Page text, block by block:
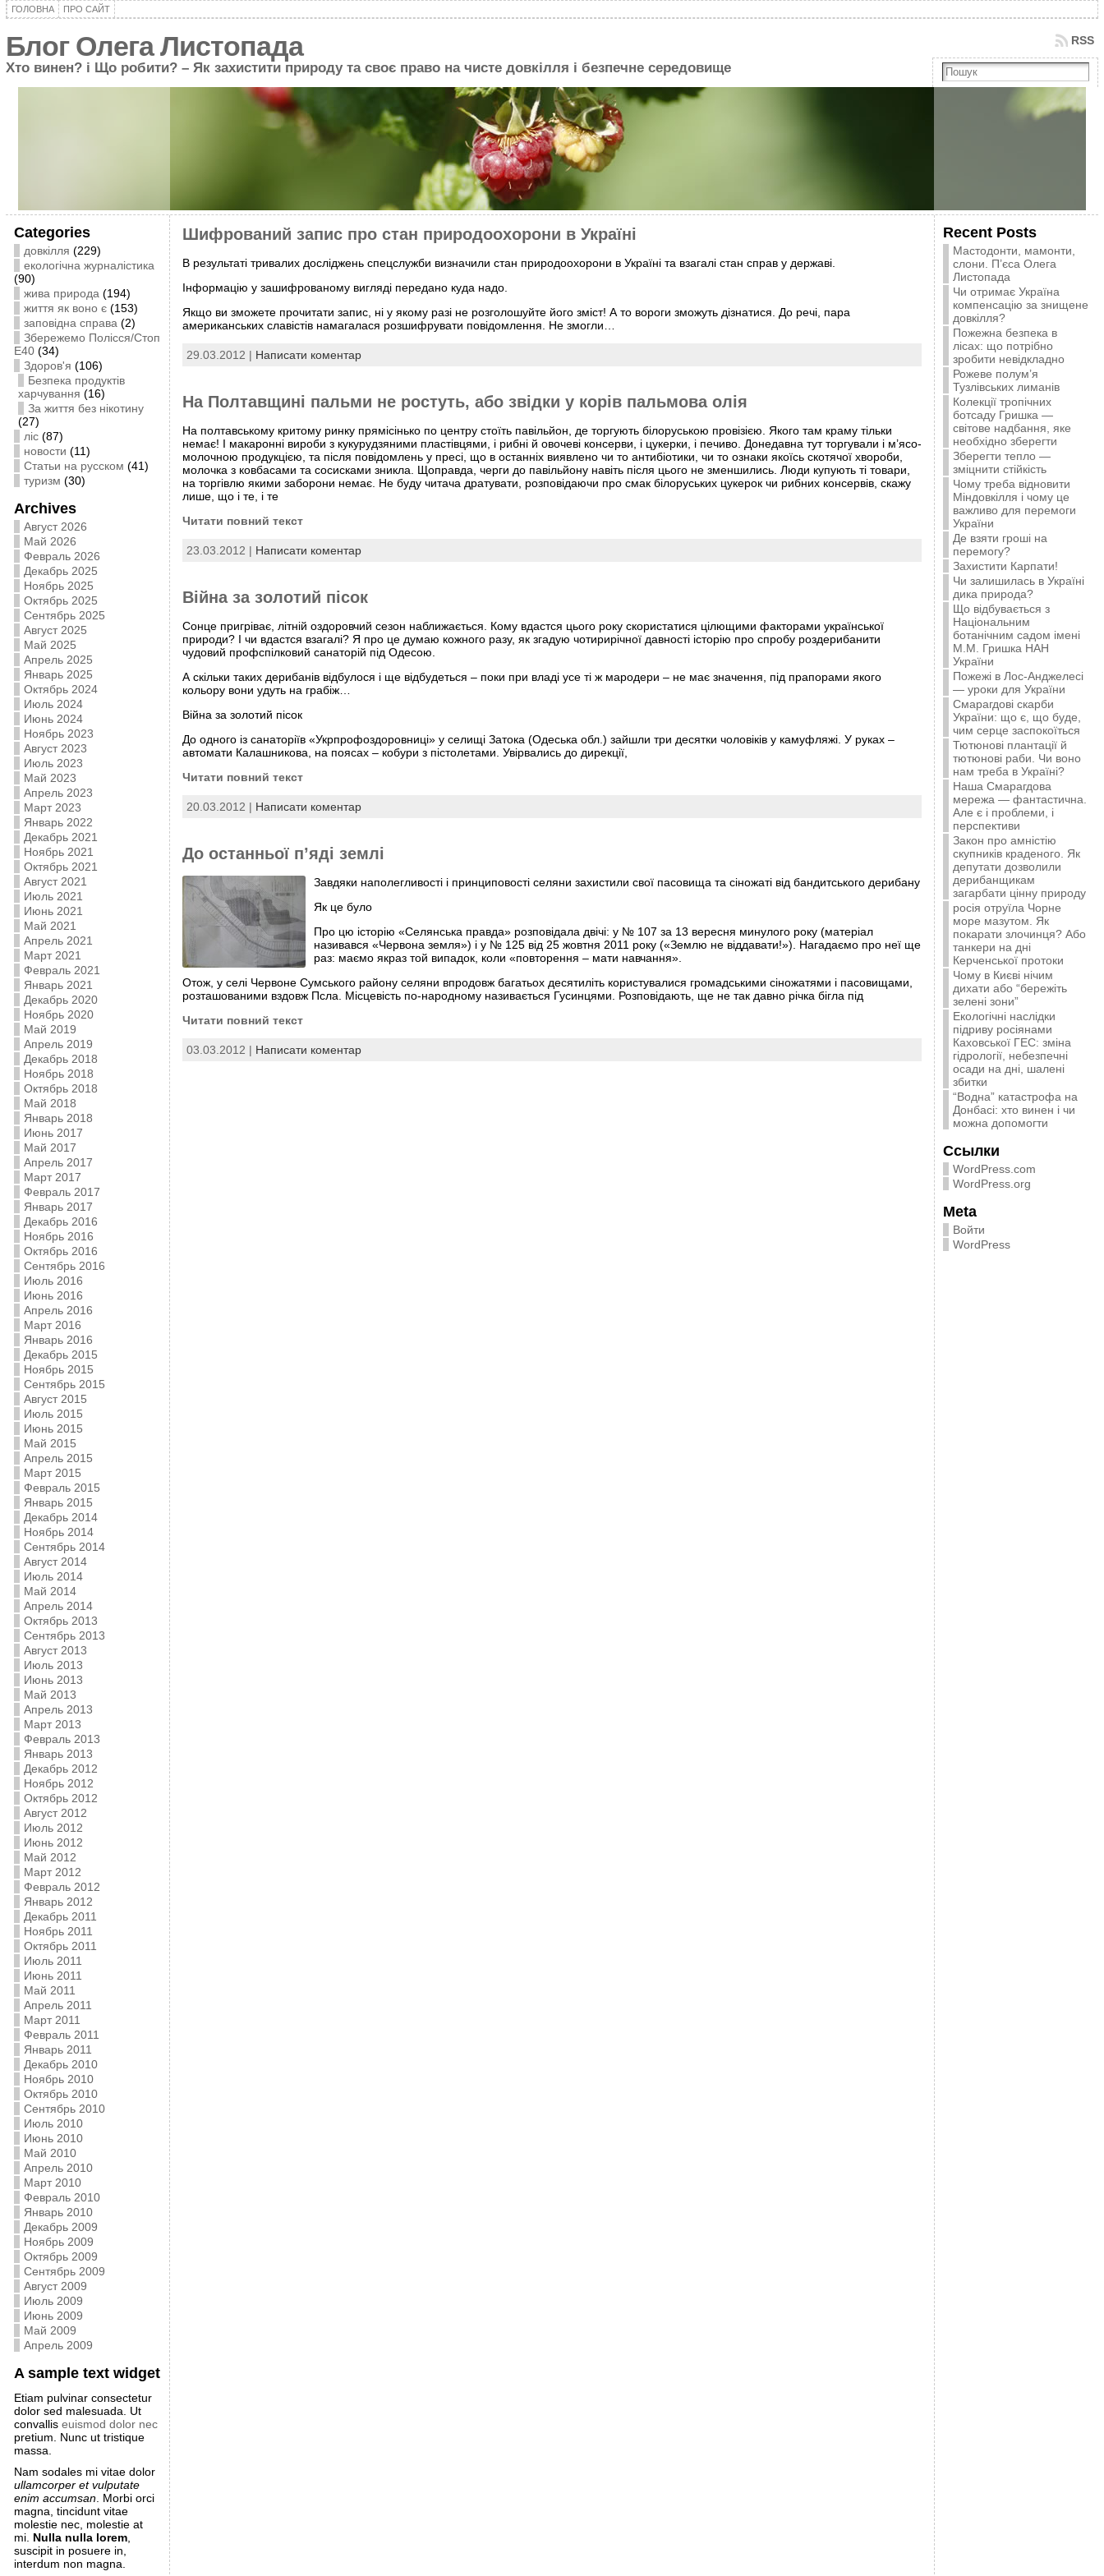
ГОЛОВНА ПРО САЙТ
Блог Олега Листопада
Хто винен? і Що робити? – Як захистити природу та своє право на чисте довкілля і безпечне середовище
RSS
Categories
довкілля (229)
екологічна журналістика
(90)
жива природа (194)
життя як воно є(153)
заповідна справа (2)
Збережемо Полісся/Стоп
Е40(34)
Здоров'я (106)
Безпека продуктів
харчування (16)
За життя без нікотину
(27)
ліс(87)
новости (11)
Статьи на русском (41)
туризм (30)
Archives
Август 2026
Май 2026
Февраль 2026
Декабрь 2025
Ноябрь 2025
Октябрь 2025
Сентябрь 2025
Август 2025
Май 2025
Апрель 2025
Январь 2025
Октябрь 2024
Июль 2024
Июнь 2024
Ноябрь 2023
Август 2023
Июль 2023
Май 2023
Апрель 2023
Март 2023
Январь 2022
Декабрь 2021
Ноябрь 2021
Октябрь 2021
Август 2021
Июль 2021
Июнь 2021
Май 2021
Апрель 2021
Март 2021
Февраль 2021
Январь 2021
Декабрь 2020
Ноябрь 2020
Май 2019
Апрель 2019
Декабрь 2018
Ноябрь 2018
Октябрь 2018
Май 2018
Январь 2018
Июнь 2017
Май 2017
Апрель 2017
Март 2017
Февраль 2017
Январь 2017
Декабрь 2016
Ноябрь 2016
Октябрь 2016
Сентябрь 2016
Июль 2016
Июнь 2016
Апрель 2016
Март 2016
Январь 2016
Декабрь 2015
Ноябрь 2015
Сентябрь 2015
Август 2015
Июль 2015
Июнь 2015
Май 2015
Апрель 2015
Март 2015
Февраль 2015
Январь 2015
Декабрь 2014
Ноябрь 2014
Сентябрь 2014
Август 2014
Июль 2014
Май 2014
Апрель 2014
Октябрь 2013
Сентябрь 2013
Август 2013
Июль 2013
Июнь 2013
Май 2013
Апрель 2013
Март 2013
Февраль 2013
Январь 2013
Декабрь 2012
Ноябрь 2012
Октябрь 2012
Август 2012
Июль 2012
Июнь 2012
Май 2012
Март 2012
Февраль 2012
Январь 2012
Декабрь 2011
Ноябрь 2011
Октябрь 2011
Июль 2011
Июнь 2011
Май 2011
Апрель 2011
Март 2011
Февраль 2011
Январь 2011
Декабрь 2010
Ноябрь 2010
Октябрь 2010
Сентябрь 2010
Июль 2010
Июнь 2010
Май 2010
Апрель 2010
Март 2010
Февраль 2010
Январь 2010
Декабрь 2009
Ноябрь 2009
Октябрь 2009
Сентябрь 2009
Август 2009
Июль 2009
Июнь 2009
Май 2009
Апрель 2009
A sample text widget
Etiam pulvinar consectetur
dolor sed malesuada. Ut
convallis euismod dolor nec
pretium. Nunc ut tristique
massa.
Nam sodales mi vitae dolor
ullamcorper et vulputate
enim accumsan. Morbi orci
magna, tincidunt vitae
molestie nec, molestie at
mi. Nulla nulla lorem,
suscipit in posuere in,
interdum non magna.
Шифрований запис про стан природоохорони в Україні
В результаті тривалих досліджень спецслужби визначили стан природоохорони в Україні та взагалі стан справ у державі.
Інформацію у зашифрованому вигляді передано куда надо.
Якщо ви зможете прочитати запис, ні у якому разі не розголошуйте його зміст! А то вороги зможуть дізнатися. До речі, пара
американських славістів намагалася розшифрувати повідомлення. Не змогли…
29.03.2012 | Написати коментар
На Полтавщині пальми не ростуть, або звідки у корів пальмова олія
На полтавському критому ринку прямісінько по центру стоїть павільйон, де торгують білоруською провізією. Якого там краму тільки
немає! І макаронні вироби з кукурудзяними пластівцями, і рибні й овочеві консерви, і цукерки, і печиво. Донедавна тут торгували і м’ясо-
молочною продукцією, та після повідомлень у пресі, що в останніх виявлено чи то антибіотики, чи то ознаки якоїсь скотячої хвороби,
молочка з ковбасами та сосисками зникла. Щоправда, черги до павільйону навіть після цього не зменшились. Люди купують ті товари,
на торгівлю якими заборони немає. Не буду читача дратувати, розповідаючи про смак білоруських цукерок чи рибних консервів, скажу
лише, що і те, і те
Читати повний текст
23.03.2012 | Написати коментар
Війна за золотий пісок
Сонце пригріває, літній оздоровчий сезон наближається. Кому вдастся цього року скористатися цілющими факторами української
природи? І чи вдастся взагалі? Я про це думаю кожного разу, як згадую чотирирічної давності історію про спробу роздерибанити
чудовий профспілковий санаторій під Одесою.
А скільки таких дерибанів відбулося і ще відбудеться – поки при владі усе ті ж мародери – не має значення, під прапорами якого
кольору вони удуть на грабіж…
Війна за золотий пісок
До одного із санаторіїв «Укрпрофоздоровниці» у селищі Затока (Одеська обл.) зайшли три десятки чоловіків у камуфляжі. У руках –
автомати Калашникова, на поясах – кобури з пістолетами. Увірвались до дирекції,
Читати повний текст
20.03.2012 | Написати коментар
До останньої п’яді землі
Завдяки наполегливості і принциповості селяни захистили свої пасовища та сіножаті від бандитського дерибану
Як це було
Про цю історію «Селянська правда» розповідала двічі: у № 107 за 13 вересня минулого року (матеріал
називався «Червона земля») і у № 125 від 25 жовтня 2011 року («Землю не віддавати!»). Нагадаємо про неї ще
раз: маємо якраз той випадок, коли «повторення – мати навчання».
Отож, у селі Червоне Сумського району селяни впродовж багатьох десятиліть користувалися громадськими сіножатями і пасовищами,
розташованими вздовж Псла. Місцевість по-народному називається Гусинцями. Розповідають, ще не так давно річка бігла під
Читати повний текст
03.03.2012 | Написати коментар
Recent Posts
Мастодонти, мамонти,
слони. П’єса Олега
Листопада
Чи отримає Україна
компенсацію за знищене
довкілля?
Пожежна безпека в
лісах: що потрібно
зробити невідкладно
Рожеве полум’я
Тузлівських лиманів
Колекції тропічних
ботсаду Гришка —
світове надбання, яке
необхідно зберегти
Зберегти тепло —
зміцнити стійкість
Чому треба відновити
Міндовкілля і чому це
важливо для перемоги
України
Де взяти гроші на
перемогу?
Захистити Карпати!
Чи залишилась в Україні
дика природа?
Що відбувається з
Національним
ботанічним садом імені
М.М. Гришка НАН
України
Пожежі в Лос-Анджелесі
— уроки для України
Смарагдові скарби
України: що є, що буде,
чим серце заспокоїться
Тютюнові плантації й
тютюнові раби. Чи воно
нам треба в Україні?
Наша Смарагдова
мережа — фантастична.
Але є і проблеми, і
перспективи
Закон про амністію
скупників краденого. Як
депутати дозволили
дерибанщикам
загарбати цінну природу
росія отруїла Чорне
море мазутом. Як
покарати злочинця? Або
танкери на дні
Керченської протоки
Чому в Києві нічим
дихати або “бережіть
зелені зони”
Екологічні наслідки
підриву росіянами
Каховської ГЕС: зміна
гідрології, небезпечні
осади на дні, шалені
збитки
“Водна” катастрофа на
Донбасі: хто винен і чи
можна допомогти
Ссылки
WordPress.com
WordPress.org
Meta
Войти
WordPress